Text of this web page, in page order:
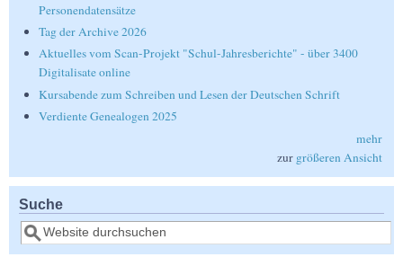
Personendatensätze
Tag der Archive 2026
Aktuelles vom Scan-Projekt "Schul-Jahresberichte" - über 3400
Digitalisate online
Kursabende zum Schreiben und Lesen der Deutschen Schrift
Verdiente Genealogen 2025
mehr
zur größeren Ansicht
Suche
Suche